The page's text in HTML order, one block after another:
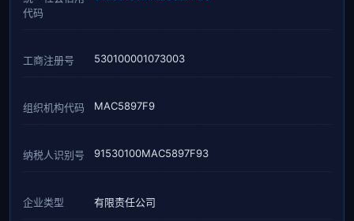
代码
工商注册号 530100001073003
组织机构代码 MAC5897F9
纳税人识别号 91530100MAC5897F93
企业类型 有限责任公司